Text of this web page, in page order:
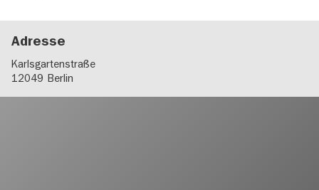
Adresse
Karlsgartenstraße
12049 Berlin